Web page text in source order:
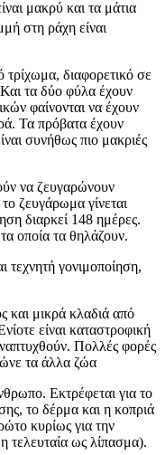
μακρύ και τα μάτια
στη ράχη είναι
διαφορετικό σε
τα δύο φύλα έχουν
φαίνονται να έχουν
Τα πρόβατα έχουν
συνήθως πιο μακριές
να ζευγαρώνουν
ζευγάρωμα γίνεται
διαρκεί 148 ημέρες.
οποία τα θηλάζουν.
τεχνητή γονιμοποίηση,
και μικρά κλαδιά από
είναι καταστροφική
Πολλές φορές
τα άλλα ζώα
Εκτρέφεται για το
το δέρμα και η κοπριά
κυρίως για την
τελευταία ως λίπασμα).